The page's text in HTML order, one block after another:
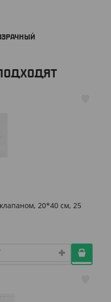
20*40 см, 25